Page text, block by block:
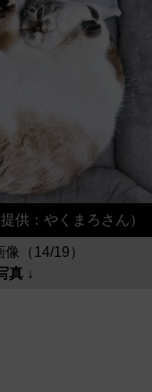
供：やくまろさん）
（14/19）
真 ↓